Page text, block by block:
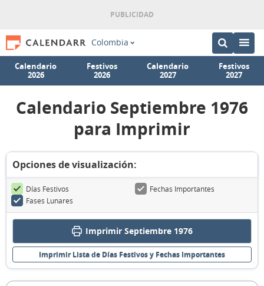
Colombia
Calendario
2026
Festivos
2026
Calendario
2027
Festivos
2027
Calendario Septiembre 1976
para Imprimir
Opciones de visualización:
Días Festivos
Fechas Importantes
Fases Lunares
Imprimir Septiembre 1976
Imprimir Lista de Días Festivos y Fechas Importantes